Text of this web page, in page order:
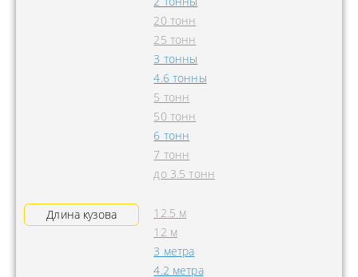
20 тонн
25 тонн
3 тонны
4.6 тонны
5 тонн
50 тонн
6 тонн
7 тонн
до 3.5 тонн
Длина кузова
12.5 м
12 м
3 метра
4.2 метра